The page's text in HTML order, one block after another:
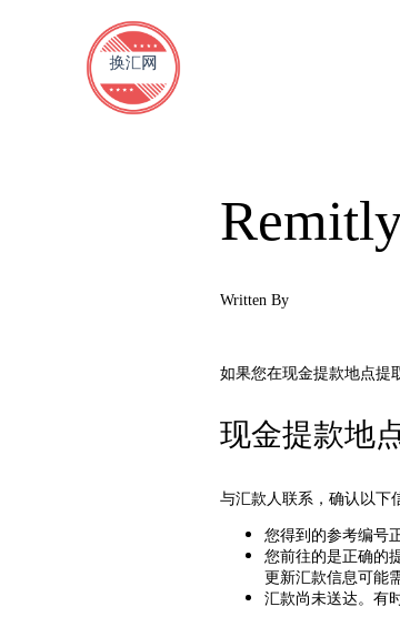
Written By
如果您在现金提款地点提
现金提款地
与汇款人联系，确认以下
您得到的参考编号
您前往的是正确的
更新汇款信息可能
汇款尚未送达。有